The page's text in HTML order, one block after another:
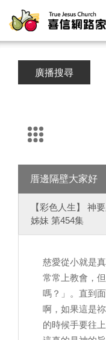
廣播搜尋
厝邊隔壁大家好
【彩色人生】 神
姊妹 第454集
慈愛從小就是
常常上教會，
嗎？」。直到
啊，如果這是
的時候手要往